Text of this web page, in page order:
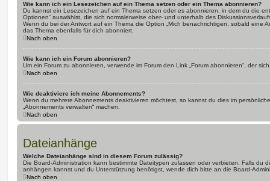
Wie kann ich ein Lesezeichen auf ein Thema setzen oder ein Thema abonnieren?
Du kannst ein Lesezeichen auf ein Thema setzen oder es abonnieren, in dem du die
Optionen“ auswählst, die sich normalerweise ober- und unterhalb des
Wenn du bei der Antwort auf ein Thema die Option „Mich benachrichtigen, sobald eine
das Thema ebenfalls für dich abonniert.
Nach oben
Wie kann ich ein Forum abonnieren?
Um ein Forum zu abonnieren, verwende im Forum den Link „Forum abonnieren“, der
Nach oben
Wie deaktiviere ich meine Abonnements?
Wenn du mehrere Abonnements deaktivieren möchtest, so kannst du dies im
„Abonnements verwalten“ machen.
Nach oben
Dateianhänge
Welche Dateianhänge sind in diesem Forum zulässig?
Die Board-Administration kann bestimmte Dateitypen zulassen oder verbieten. Falls du
anhängen kannst und du Unterstützung benötigst, wende dich bitte an die Board-
Nach oben